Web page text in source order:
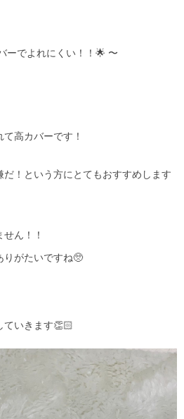
ーでよれにくい！！🌟 〜
高カバーです！
！という方にとてもおすすめします
ん！！
りがたいですね🥺
ていきます👏🏻